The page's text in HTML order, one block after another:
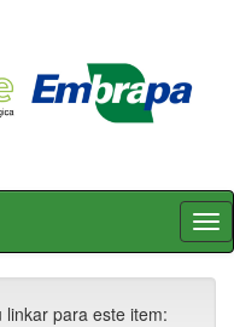
para este item: